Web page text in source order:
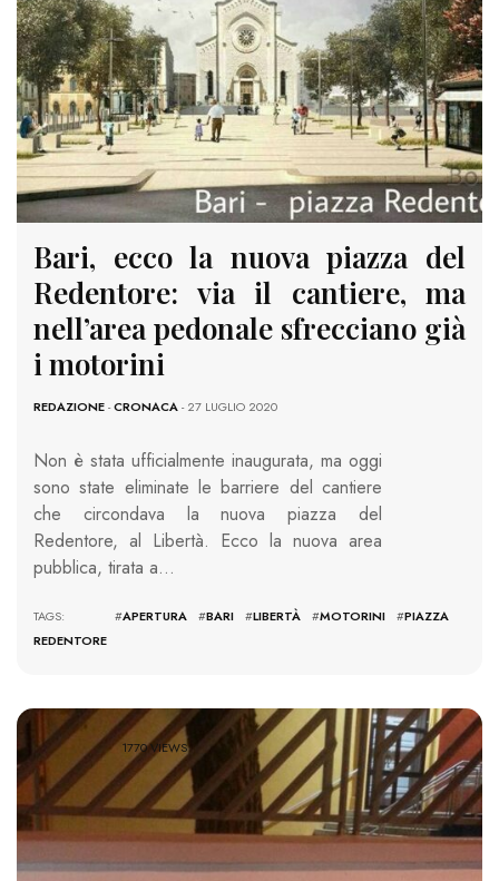
Bari, ecco la nuova piazza del
Redentore: via il cantiere, ma
nell’area pedonale sfrecciano già
i motorini
REDAZIONE-CRONACA- 27 LUGLIO 2020
Non è stata ufficialmente inaugurata, ma oggi
sono state eliminate le barriere del cantiere
che circondava la nuova piazza del
Redentore, al Libertà. Ecco la nuova area
pubblica, tirata a…
TAGS: #APERTURA #BARI #LIBERTÀ #MOTORINI #PIAZZA
REDENTORE
1770 VIEWS